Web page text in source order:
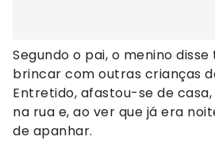
Segundo o pai, o menino
brincar com outras crianças
Entretido, afastou-se de
na rua e, ao ver que já era
de apanhar.